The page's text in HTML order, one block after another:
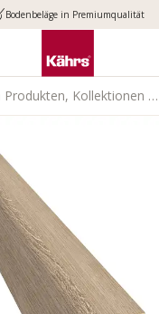
Bodenbeläge in Premiumqualität